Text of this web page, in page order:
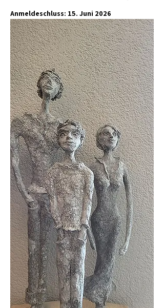
Anmeldeschluss: 15. Juni 2026